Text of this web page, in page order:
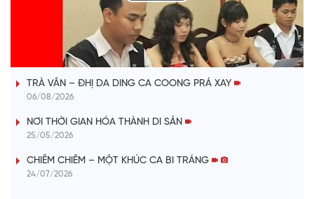
l
a
V
i
VÀI PHÚT DÀNH CHO QUẢNG BÁ
TRÀ VÂN – ĐHỊ DA DING CA COONG PRÁ XAY
06/08/2026
NƠI THỜI GIAN HÓA THÀNH DI SẢN
25/05/2026
CHIÊM CHIÊM – MỘT KHÚC CA BI TRÁNG
24/07/2026